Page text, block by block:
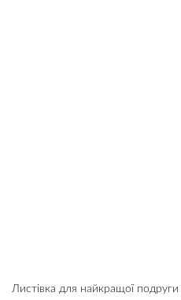
Листівка для найкращої подруги